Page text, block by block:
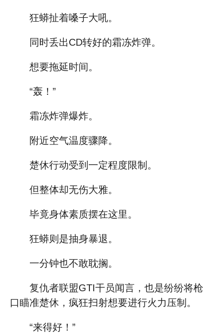
狂蟒扯着嗓子大吼。
同时丢出CD转好的霜冻炸弹。
想要拖延时间。
“轰！”
霜冻炸弹爆炸。
附近空气温度骤降。
楚休行动受到一定程度限制。
但整体却无伤大雅。
毕竟身体素质摆在这里。
狂蟒则是抽身暴退。
一分钟也不敢耽搁。
复仇者联盟GTI干员闻言，也是纷纷将枪
口瞄准楚休，疯狂扫射想要进行火力压制。
“来得好！”